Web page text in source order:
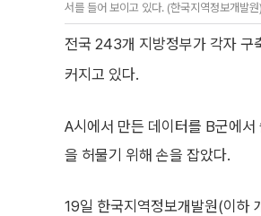
서를 들어 보이고 있다. (한국지역정보개발원)
전국 243개 지방정부가 각자 구
커지고 있다.
A시에서 만든 데이터를 B군에
을 허물기 위해 손을 잡았다.
19일 한국지역정보개발원(이하